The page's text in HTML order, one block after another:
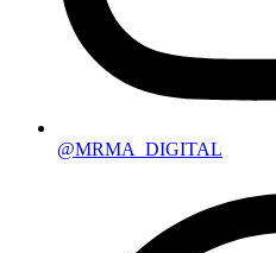
@MRMA_DIGITAL